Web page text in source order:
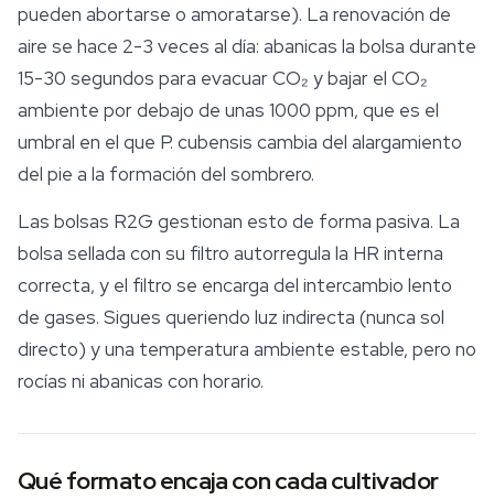
pueden abortarse o amoratarse). La renovación de
aire se hace 2-3 veces al día: abanicas la bolsa durante
15-30 segundos para evacuar CO₂ y bajar el CO₂
ambiente por debajo de unas 1000 ppm, que es el
umbral en el que P. cubensis cambia del alargamiento
del pie a la formación del sombrero.
Las bolsas R2G gestionan esto de forma pasiva. La
bolsa sellada con su filtro autorregula la HR interna
correcta, y el filtro se encarga del intercambio lento
de gases. Sigues queriendo luz indirecta (nunca sol
directo) y una temperatura ambiente estable, pero no
rocías ni abanicas con horario.
Qué formato encaja con cada cultivador